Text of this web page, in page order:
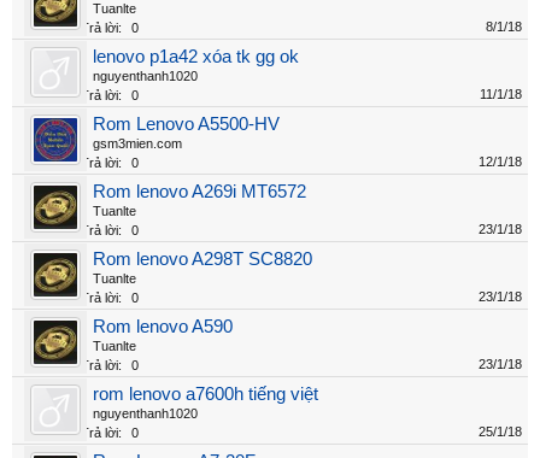
Tuanlte
Trả lời:
0 8/1/18
lenovo p1a42 xóa tk gg ok
nguyenthanh1020
Trả lời:
0 11/1/18
Rom Lenovo A5500-HV
gsm3mien.com
Trả lời:
0 12/1/18
Rom lenovo A269i MT6572
Tuanlte
Trả lời:
0 23/1/18
Rom lenovo A298T SC8820
Tuanlte
Trả lời:
0 23/1/18
Rom lenovo A590
Tuanlte
Trả lời:
0 23/1/18
rom lenovo a7600h tiếng việt
nguyenthanh1020
Trả lời:
0 25/1/18